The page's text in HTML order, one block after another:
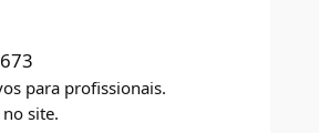
para profissionais.
site.